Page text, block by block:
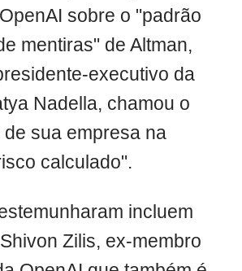
sobre o "padrão
mentiras" de Altman,
executivo da
Nadella, chamou o
sua empresa na
calculado".
incluem
Zilis, ex-membro